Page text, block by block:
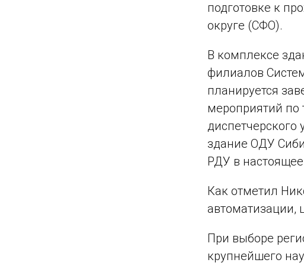
подготовке к
округе (СФО).
В комплексе
филиалов
планируется
мероприятий по
здание ОДУ
РДУ в
Как отметил
автоматизации,
При выборе
крупнейшего